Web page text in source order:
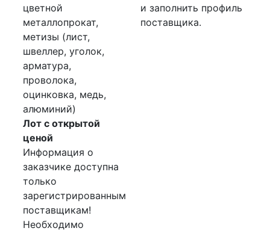
цветной
металлопрокат,
метизы (лист,
швеллер, уголок,
арматура,
проволока,
оцинковка, медь,
алюминий)
Лот с открытой
ценой
Информация о
заказчике доступна
только
зарегистрированным
поставщикам!
Необходимо
и заполнить профиль
поставщика.